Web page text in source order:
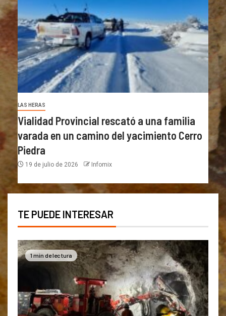
LAS HERAS
Vialidad Provincial rescató a una familia
varada en un camino del yacimiento Cerro
Piedra
19 de julio de 2026 Infomix
TE PUEDE INTERESAR
1 min de lectura